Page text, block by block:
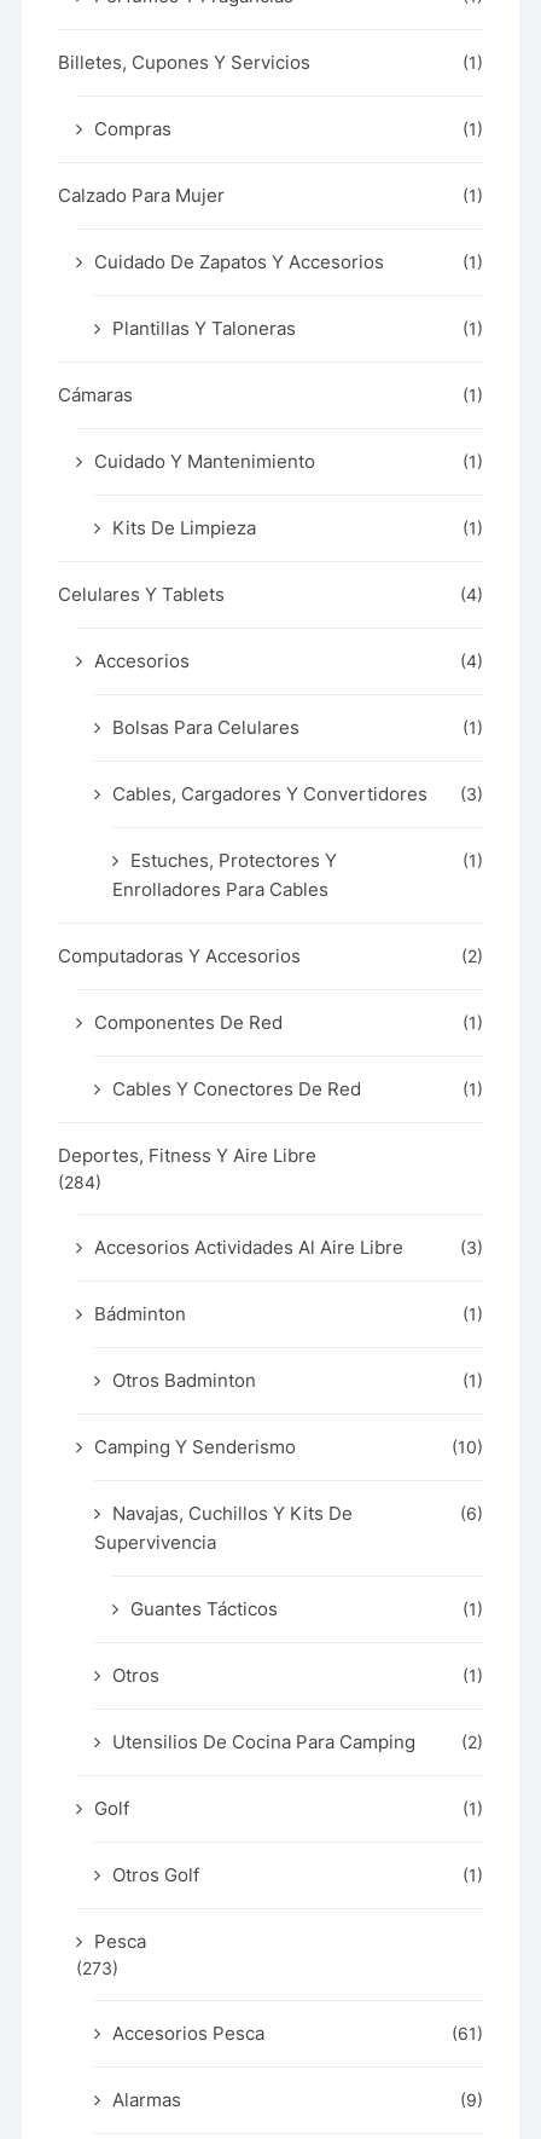
Billetes, Cupones Y Servicios (1)
Compras (1)
Calzado Para Mujer (1)
Cuidado De Zapatos Y Accesorios (1)
Plantillas Y Taloneras (1)
Cámaras (1)
Cuidado Y Mantenimiento (1)
Kits De Limpieza (1)
Celulares Y Tablets (4)
Accesorios (4)
Bolsas Para Celulares (1)
Cables, Cargadores Y Convertidores (3)
Estuches, Protectores Y
Enrolladores Para Cables
(1)
Computadoras Y Accesorios (2)
Componentes De Red (1)
Cables Y Conectores De Red (1)
Deportes, Fitness Y Aire Libre
(284)
Accesorios Actividades Al Aire Libre (3)
Bádminton (1)
Otros Badminton (1)
Camping Y Senderismo (10)
Navajas, Cuchillos Y Kits De
Supervivencia
(6)
Guantes Tácticos (1)
Otros (1)
Utensilios De Cocina Para Camping (2)
Golf (1)
Otros Golf (1)
Pesca
(273)
Accesorios Pesca (61)
Alarmas (9)